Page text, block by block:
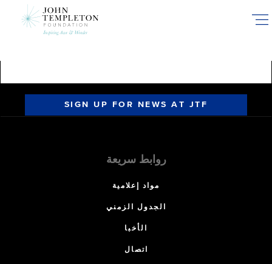
SIGN UP FOR NEWS AT JTF
روابط سريعة
مواد إعلامية
الجدول الزمني
الأخبا
اتصال